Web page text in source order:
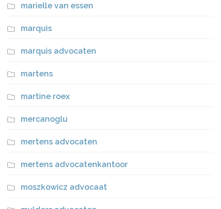
marielle van essen
marquis
marquis advocaten
martens
martine roex
mercanoglu
mertens advocaten
mertens advocatenkantoor
moszkowicz advocaat